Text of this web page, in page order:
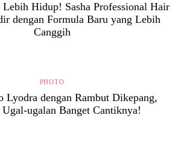
Lebih Hidup! Sasha Professional Hair
dengan Formula Baru yang Lebih
Canggih
PHOTO
Lyodra dengan Rambut Dikepang,
ugalan Banget Cantiknya!